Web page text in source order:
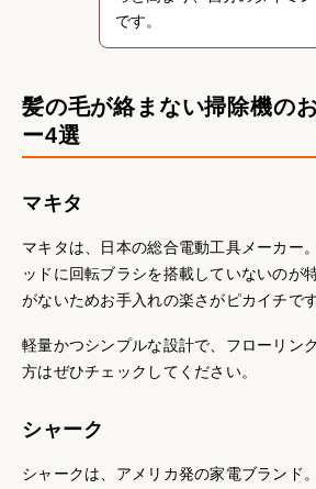
です。
髪の毛が絡まない掃除機の
ー4選
マキタ
マキタは、日本の総合電動工具メーカー
ッドに回転ブラシを搭載していないのが
がないためお手入れの楽さがピカイチです
軽量かつシンプルな設計で、フローリン
方はぜひチェックしてください。
シャーク
シャークは、アメリカ発の家電ブランド